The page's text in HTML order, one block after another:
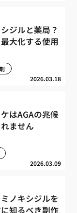
ジルと薬局？
大化する使用
2026.03.18
はAGAの兆候
ません
2026.03.09
ノキシジルを
知るべき副作